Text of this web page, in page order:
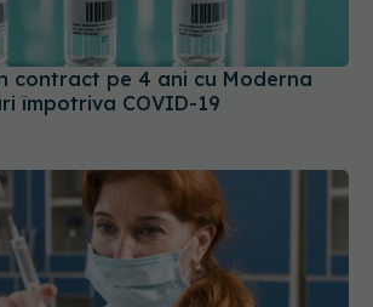
contract pe 4 ani cu Moderna
împotriva COVID-19